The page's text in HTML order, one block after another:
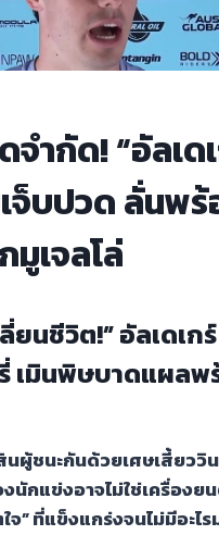
จำกัด! “อัลเด
จ็บปวด ลั่นพร้
เจลโล่
ยนชีวิต!” อัลเดเก
เมินพิษบาดแผล
ผู้ชนะกันด้วยเศษเสี้ยววิ
กแข่งอาจไม่ใช่เครื่องย
” ที่แข็งแกร่งจนไม่มีอะไร